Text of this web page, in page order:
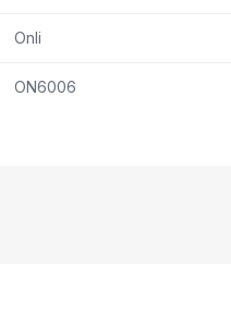
Onli
ON6006